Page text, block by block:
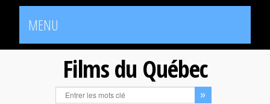
MENU
Films du Québec